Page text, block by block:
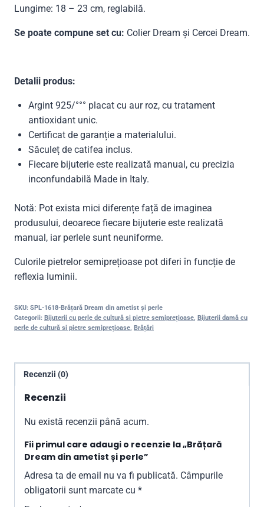
Lungime: 18 – 23 cm, reglabilă.
Se poate compune set cu: Colier Dream și Cercei Dream.
Detalii produs:
Argint 925/°°° placat cu aur roz, cu tratament
antioxidant unic.
Certificat de garanție a materialului.
Săculeț de catifea inclus.
Fiecare bijuterie este realizată manual, cu precizia
inconfundabilă Made in Italy.
Notă: Pot exista mici diferențe față de imaginea
produsului, deoarece fiecare bijuterie este realizată
manual, iar perlele sunt neuniforme.
Culorile pietrelor semiprețioase pot diferi în funcție de
reflexia luminii.
SKU: SPL-1618-Brățară Dream din ametist și perle
Categorii: Bijuterii cu perle de cultură si pietre semiprețioase, Bijuterii damă cu
perle de cultură si pietre semiprețioase, Brățări
Recenzii (0)
Recenzii
Nu există recenzii până acum.
Fii primul care adaugi o recenzie la „Brățară
Dream din ametist și perle”
Adresa ta de email nu va fi publicată. Câmpurile
obligatorii sunt marcate cu *